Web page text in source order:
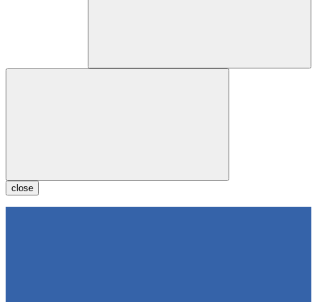
close